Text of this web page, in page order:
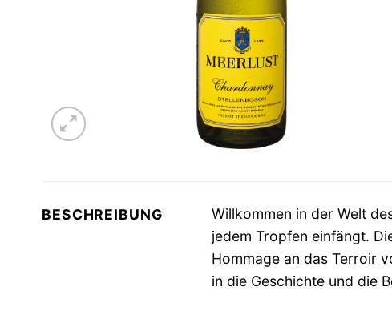
BESCHREIBUNG Willkommen in der Welt
jedem Tropfen einfängt.
Hommage an das Terroir
in die Geschichte und die